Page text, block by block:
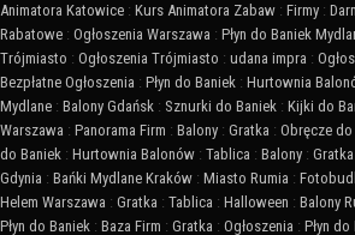
Animatora Katowice : Kurs Animatora Zabaw : Firmy :
Rabatowe : Ogłoszenia Warszawa : Płyn do Baniek
Trójmiasto : Ogłoszenia Trójmiasto : udana impra :
Bezpłatne Ogłoszenia : Płyn do Baniek : Hurtownia
Mydlane : Balony Gdańsk : Sznurki do Baniek : Kijki do
Warszawa : Panorama Firm : Balony : Gratka : Obręcze do
do Baniek : Hurtownia Balonów : Tablica : Balony : Gratka
Gdynia : Bańki Mydlane Kraków : Miasto Rumia :
Helem Warszawa : Gratka : Tablica : Halloween : Balony
Płyn do Baniek : Baza Firm : Gratka : Ogłoszenia : Płyn